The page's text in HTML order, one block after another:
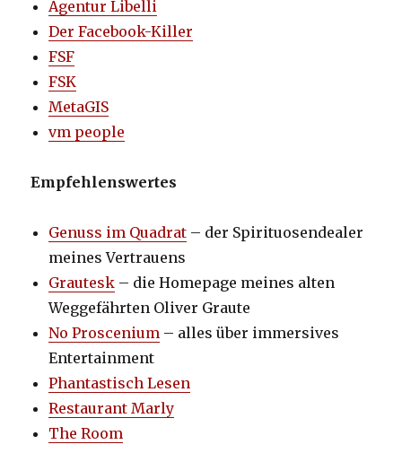
Agentur Libelli
Der Facebook-Killer
FSF
FSK
MetaGIS
vm people
Empfehlenswertes
Genuss im Quadrat – der Spirituosendealer
meines Vertrauens
Grautesk – die Homepage meines alten
Weggefährten Oliver Graute
No Proscenium – alles über immersives
Entertainment
Phantastisch Lesen
Restaurant Marly
The Room